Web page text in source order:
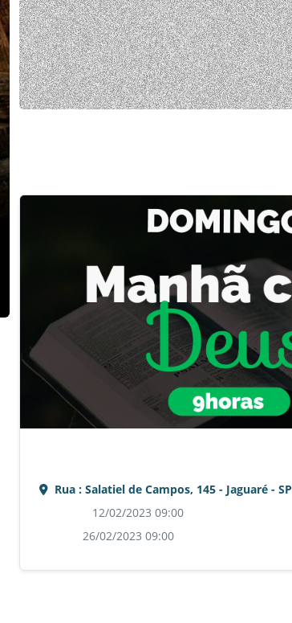
Rua : Salatiel de Campos, 145 - Jaguaré - SP
12/02/2023 09:00
26/02/2023 09:00